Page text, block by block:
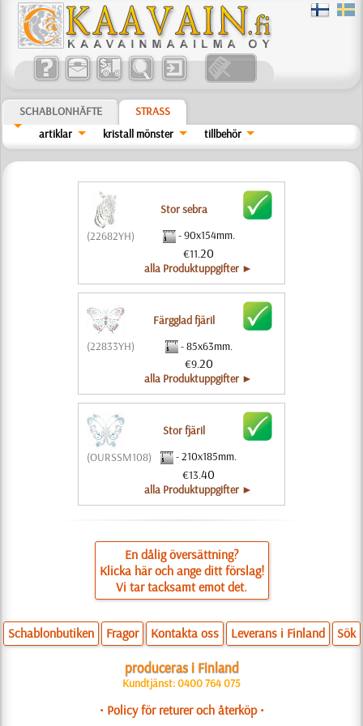
SCHABLONHÄFTE
STRASS
artiklar
kristall mönster tillbehör
(22682YH)
Stor sebra
- 90x154mm.
€11.20
alla Produktuppgifter ►
(22833YH)
Färgglad fjäril
- 85x63mm.
€9.20
alla Produktuppgifter ►
(OURSSM108)
Stor fjäril
- 210x185mm.
€13.40
alla Produktuppgifter ►
En dålig översättning?
Klicka här och ange ditt förslag!
Vi tar tacksamt emot det.
Schablonbutiken Fragor Kontakta oss Leverans i Finland Sök
produceras i Finland
Kundtjänst: 0400 764 075
• Policy för returer och återköp •